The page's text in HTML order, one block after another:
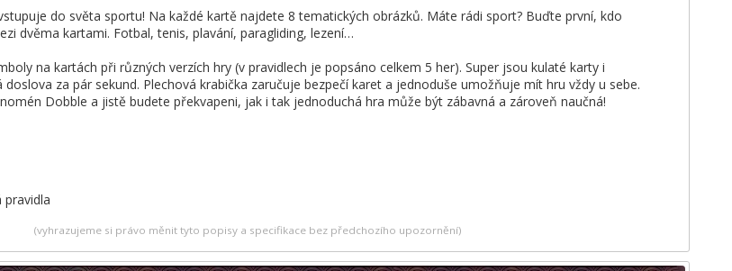
do světa sportu! Na každé kartě najdete 8 tematických obrázků. Máte rádi sport? Buďte první, kdo
dvěma kartami. Fotbal, tenis, plavání, paragliding, lezení…
na kartách při různých verzích hry (v pravidlech je popsáno celkem 5 her). Super jsou kulaté karty i
za pár sekund. Plechová krabička zaručuje bezpečí karet a jednoduše umožňuje mít hru vždy u sebe.
Dobble a jistě budete překvapeni, jak i tak jednoduchá hra může být zábavná a zároveň naučná!
pravidla
(vyhrazujeme si právo měnit tyto popisy a specifikace bez předchozího upozornění)